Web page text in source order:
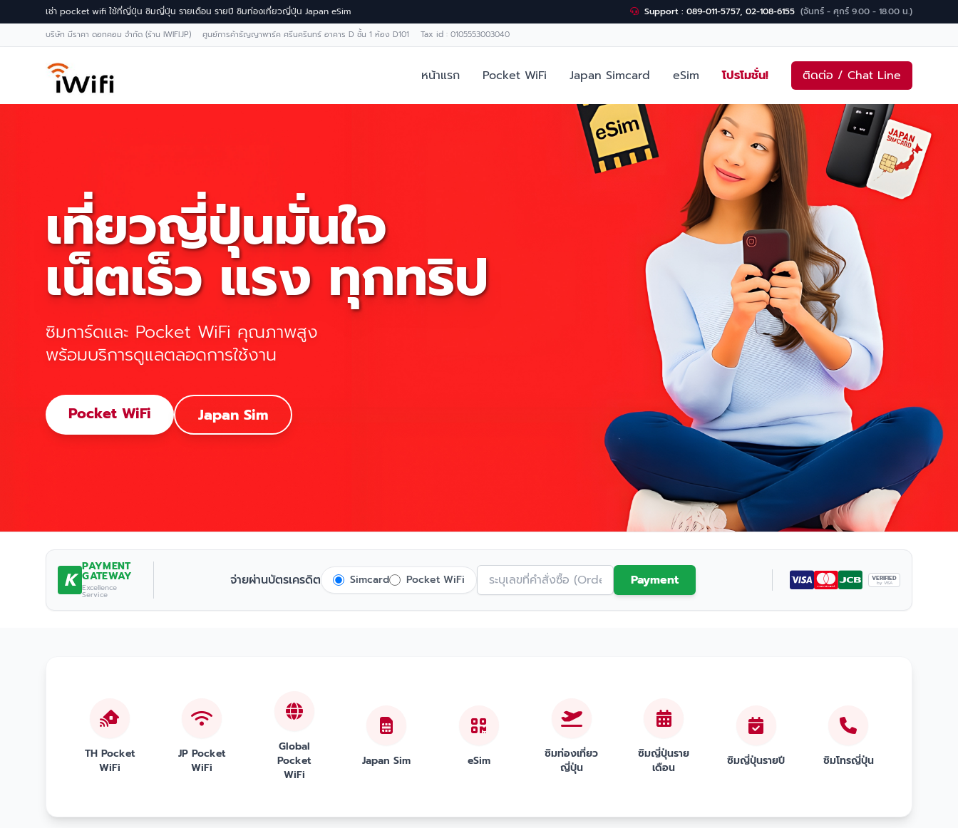
เช่า pocket wifi ใช้ที่ญี่ปุ่น ซิมญี่ปุ่น รายเดือน รายปี ซิมท่องเที่ยวญี่ปุ่น Japan eSim Support : 089-011-5757, 02-108-6155 (จันทร์ - ศุกร์ 9.00 - 18.00 น.)
บริษัท มีราคา ดอทคอม จำกัด (ร้าน IWIFI.JP) ศูนย์การค้าธัญญาพาร์ค ศรีนครินทร์ อาคาร D ชั้น 1 ห้อง D101 Tax id : 0105553003040
หน้าแรก Pocket WiFi Japan Simcard eSim โปรโมชั่น! ติดต่อ / Chat Line
เที่ยวญี่ปุ่นมั่นใจ
เน็ตเร็ว แรง ทุกทริป
ซิมการ์ดและ Pocket WiFi คุณภาพสูง
พร้อมบริการดูแลตลอดการใช้งาน
Pocket WiFi Japan Sim
K
PAYMENT
GATEWAY
Excellence
Service
จ่ายผ่านบัตรเครดิต Simcard Pocket WiFi Payment VERIFIED
by VISA
TH Pocket
WiFi
JP Pocket
WiFi
Global
Pocket
WiFi
Japan Sim eSim
ซิมท่องเที่ยว
ญี่ปุ่น
ซิมญี่ปุ่นราย
เดือน
ซิมญี่ปุ่นรายปี ซิมโทรญี่ปุ่น